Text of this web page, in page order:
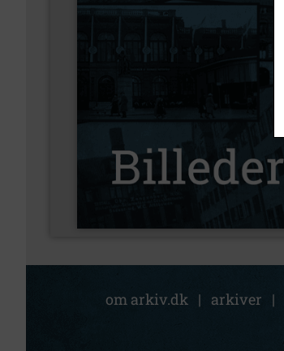
om arkiv.dk | arkiver |